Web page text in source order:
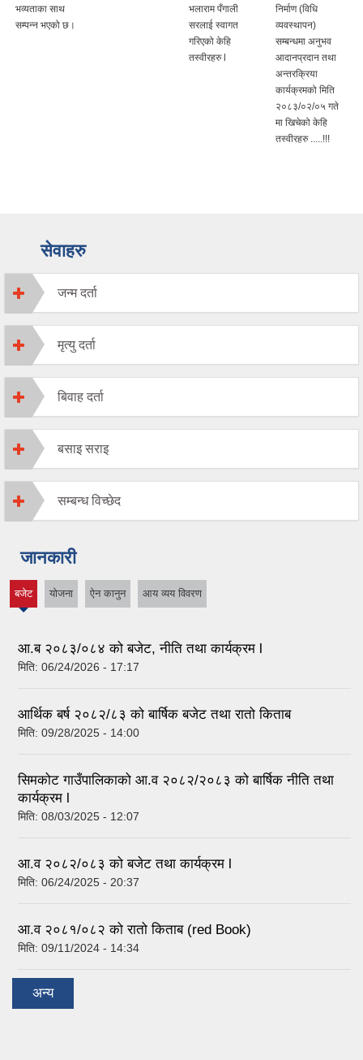
भव्यताका साथ
सम्पन्न भएको छ।
भलाराम पँगाली
सरलाई स्वागत
गरिएको केहि
तस्वीरहरु l
निर्माण (विधि
व्यवस्थापन)
सम्बन्धमा अनुभव
आदानप्रदान तथा
अन्तरक्रिया
कार्यक्रमको मिति
२०८३/०२/०५ गते
मा खिचेको केहि
तस्वीरहरु .....!!!
सेवाहरु
जन्म दर्ता
मृत्यु दर्ता
बिवाह दर्ता
बसाइ सराइ
सम्बन्ध विच्छेद
जानकारी
बजेट योजना ऐन कानुन आय व्यय विवरण
आ.ब २०८३/०८४ को बजेट, नीति तथा कार्यक्रम l
मिति: 06/24/2026 - 17:17
आर्थिक बर्ष २०८२/८३ को बार्षिक बजेट तथा रातो किताब
मिति: 09/28/2025 - 14:00
सिमकोट गाउँपालिकाको आ.व २०८२/२०८३ को बार्षिक नीति तथा
कार्यक्रम l
मिति: 08/03/2025 - 12:07
आ.व २०८२/०८३ को बजेट तथा कार्यक्रम l
मिति: 06/24/2025 - 20:37
आ.व २०८१/०८२ को रातो किताब (red Book)
मिति: 09/11/2024 - 14:34
अन्य